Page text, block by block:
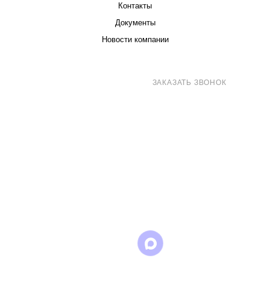
Контакты
Документы
Новости компании
ЗАКАЗАТЬ ЗВОНОК